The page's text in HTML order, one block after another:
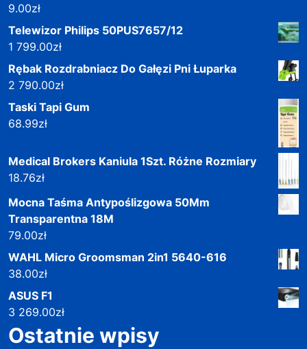
9.00zł
Telewizor Philips 50PUS7657/12
1 799.00zł
Rębak Rozdrabniacz Do Gałęzi Pni Łuparka
2 790.00zł
Taski Tapi Gum
68.99zł
Medical Brokers Kaniula 1Szt. Różne Rozmiary
18.76zł
Mocna Taśma Antypoślizgowa 50Mm
Transparentna 18M
79.00zł
WAHL Micro Groomsman 2in1 5640-616
38.00zł
ASUS F1
3 269.00zł
Ostatnie wpisy